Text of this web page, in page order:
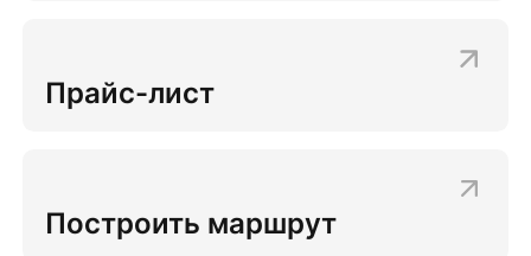
Прайс-лист
Построить маршрут